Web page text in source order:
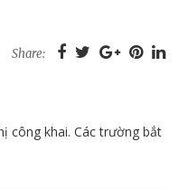
Share:
công khai. Các trường bắt